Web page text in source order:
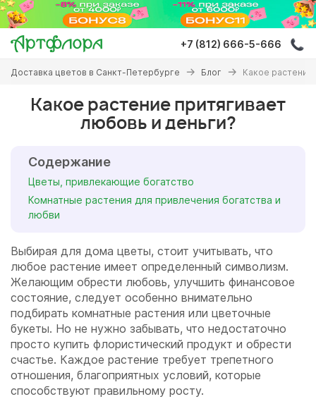
Перейти
основному
содержанию
+7 (812) 666-5-666
Вы
здесь
Доставка цветов в Санкт-Петербурге Блог Какое растение
Какое растение притягивает
любовь и деньги?
Содержание
Цветы, привлекающие богатство
Комнатные растения для привлечения богатства и
любви
Выбирая для дома цветы, стоит учитывать, что
любое растение имеет определенный символизм.
Желающим обрести любовь, улучшить финансовое
состояние, следует особенно внимательно
подбирать комнатные растения или цветочные
букеты. Но не нужно забывать, что недостаточно
просто купить флористический продукт и обрести
счастье. Каждое растение требует трепетного
отношения, благоприятных условий, которые
способствуют правильному росту.